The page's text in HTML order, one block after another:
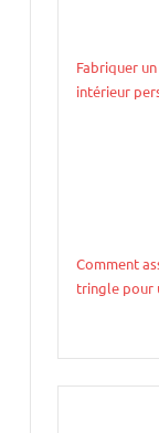
Fabriquer
intérieur
Comment
tringle pour